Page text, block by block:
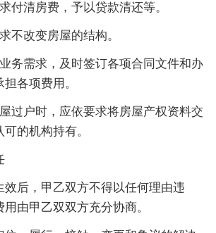
付清房费，予以贷款清还等。
不改变房屋的结构。
务需求，及时签订各项合同文件和办
各项费用。
过户时，应依要求将房屋产权资料交
的机构持有。
效后，甲乙双方不得以任何理由违
由甲乙双双方充分协商。